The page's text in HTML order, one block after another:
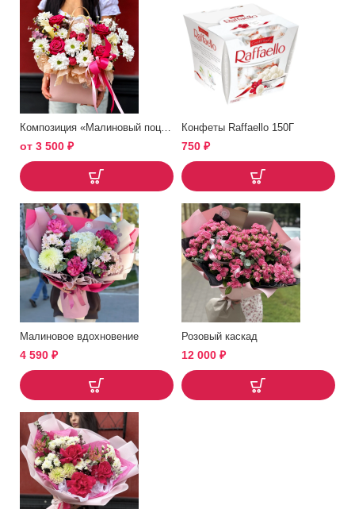
от 3 500 ₽
Конфеты Raffaello 150Г
750 ₽
Малиновое вдохновение
4 590 ₽
Розовый каскад
12 000 ₽